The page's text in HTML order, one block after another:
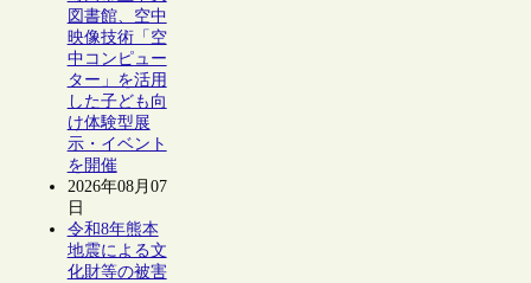
図書館、空中
映像技術「空
中コンピュー
ター」を活用
した子ども向
け体験型展
示・イベント
を開催
2026年08月07
日
令和8年熊本
地震による文
化財等の被害